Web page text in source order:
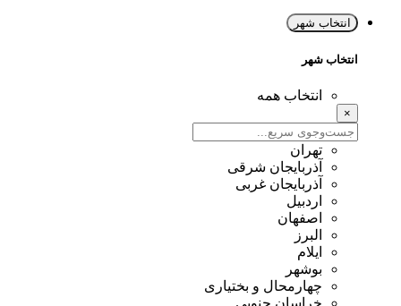
انتخاب شهر
انتخاب شهر
انتخاب همه
تهران
آذربایجان شرقی
آذربایجان غربی
اردبیل
اصفهان
البرز
ایلام
بوشهر
چهارمحال و بختیاری
خراسان جنوبی